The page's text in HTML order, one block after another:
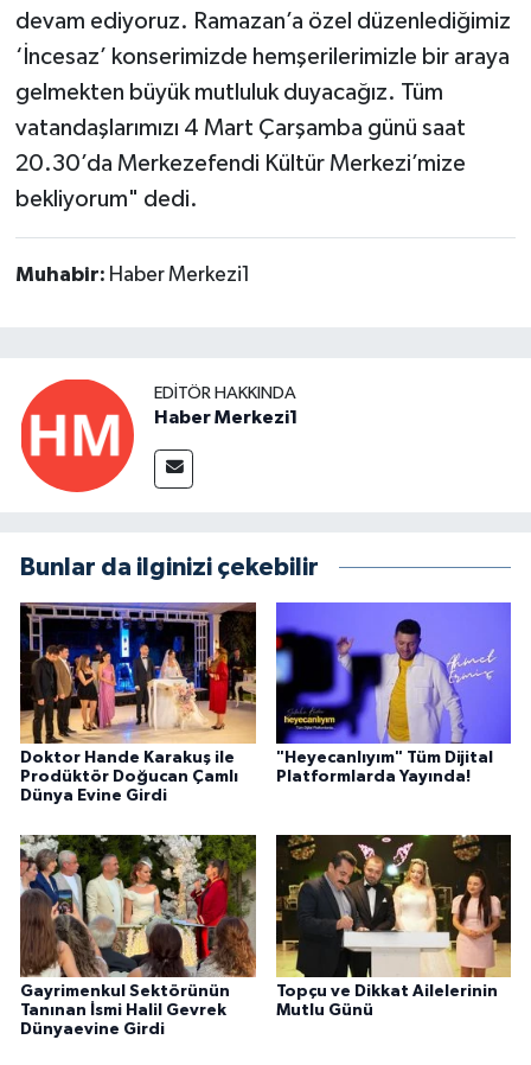
devam ediyoruz. Ramazan’a özel düzenlediğimiz
‘İncesaz’ konserimizde hemşerilerimizle bir araya
gelmekten büyük mutluluk duyacağız. Tüm
vatandaşlarımızı 4 Mart Çarşamba günü saat
20.30’da Merkezefendi Kültür Merkezi’mize
bekliyorum" dedi.
Muhabir: Haber Merkezi1
EDITÖR HAKKINDA
Haber Merkezi1
Bunlar da ilginizi çekebilir
Doktor Hande Karakuş ile
Prodüktör Doğucan Çamlı
Dünya Evine Girdi
"Heyecanlıyım" Tüm Dijital
Platformlarda Yayında!
Gayrimenkul Sektörünün
Tanınan İsmi Halil Gevrek
Dünyaevine Girdi
Topçu ve Dikkat Ailelerinin
Mutlu Günü